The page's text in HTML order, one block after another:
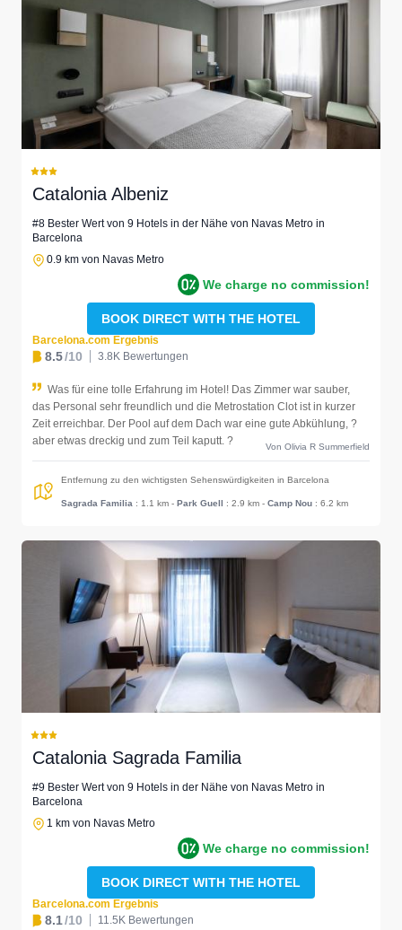
Catalonia Albeniz
#8 Bester Wert von 9 Hotels in der Nähe von Navas Metro in
Barcelona
0.9 km von Navas Metro
We charge no commission!
BOOK DIRECT WITH THE HOTEL
Barcelona.com Ergebnis
8.5/10 3.8K Bewertungen
Was für eine tolle Erfahrung im Hotel! Das Zimmer war sauber,
das Personal sehr freundlich und die Metrostation Clot ist in kurzer
Zeit erreichbar. Der Pool auf dem Dach war eine gute Abkühlung, ?
aber etwas dreckig und zum Teil kaputt. ?
Von Olivia R Summerfield
Entfernung zu den wichtigsten Sehenswürdigkeiten in Barcelona
Sagrada Familia : 1.1 km - Park Guell : 2.9 km - Camp Nou : 6.2 km
Catalonia Sagrada Familia
#9 Bester Wert von 9 Hotels in der Nähe von Navas Metro in
Barcelona
1 km von Navas Metro
We charge no commission!
BOOK DIRECT WITH THE HOTEL
Barcelona.com Ergebnis
8.1/10 11.5K Bewertungen